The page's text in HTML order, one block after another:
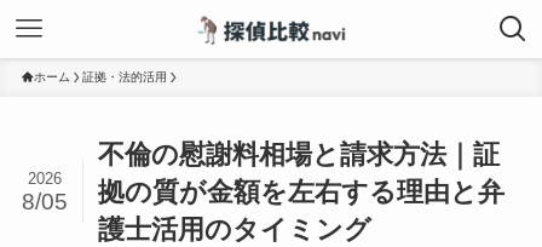
ホーム 証拠・法的活用
不倫の慰謝料相場と請求方法｜証
拠の質が金額を左右する理由と弁
護士活用のタイミング
2026
8/05